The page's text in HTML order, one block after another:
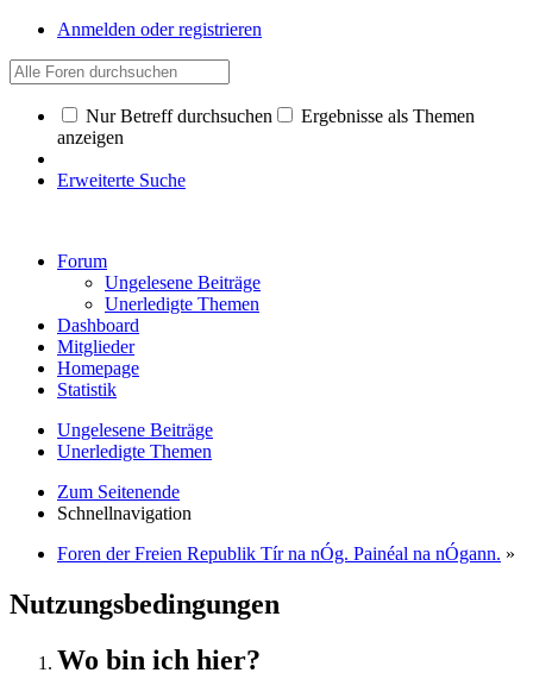
Anmelden oder registrieren
Nur Betreff durchsuchen
Ergebnisse als Themen
anzeigen
Erweiterte Suche
Forum
Ungelesene Beiträge
Unerledigte Themen
Dashboard
Mitglieder
Homepage
Statistik
Ungelesene Beiträge
Unerledigte Themen
Zum Seitenende
Schnellnavigation
Foren der Freien Republik Tír na nÓg. Painéal na nÓgann. »
Nutzungsbedingungen
Wo bin ich hier?